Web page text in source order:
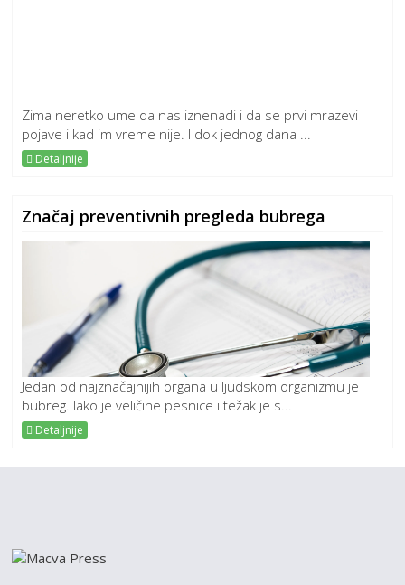
Zima neretko ume da nas iznenadi i da se prvi mrazevi
pojave i kad im vreme nije. I dok jednog dana ...
Detaljnije
Značaj preventivnih pregleda bubrega
Jedan od najznačajnijih organa u ljudskom organizmu je
bubreg. Iako je veličine pesnice i težak je s...
Detaljnije